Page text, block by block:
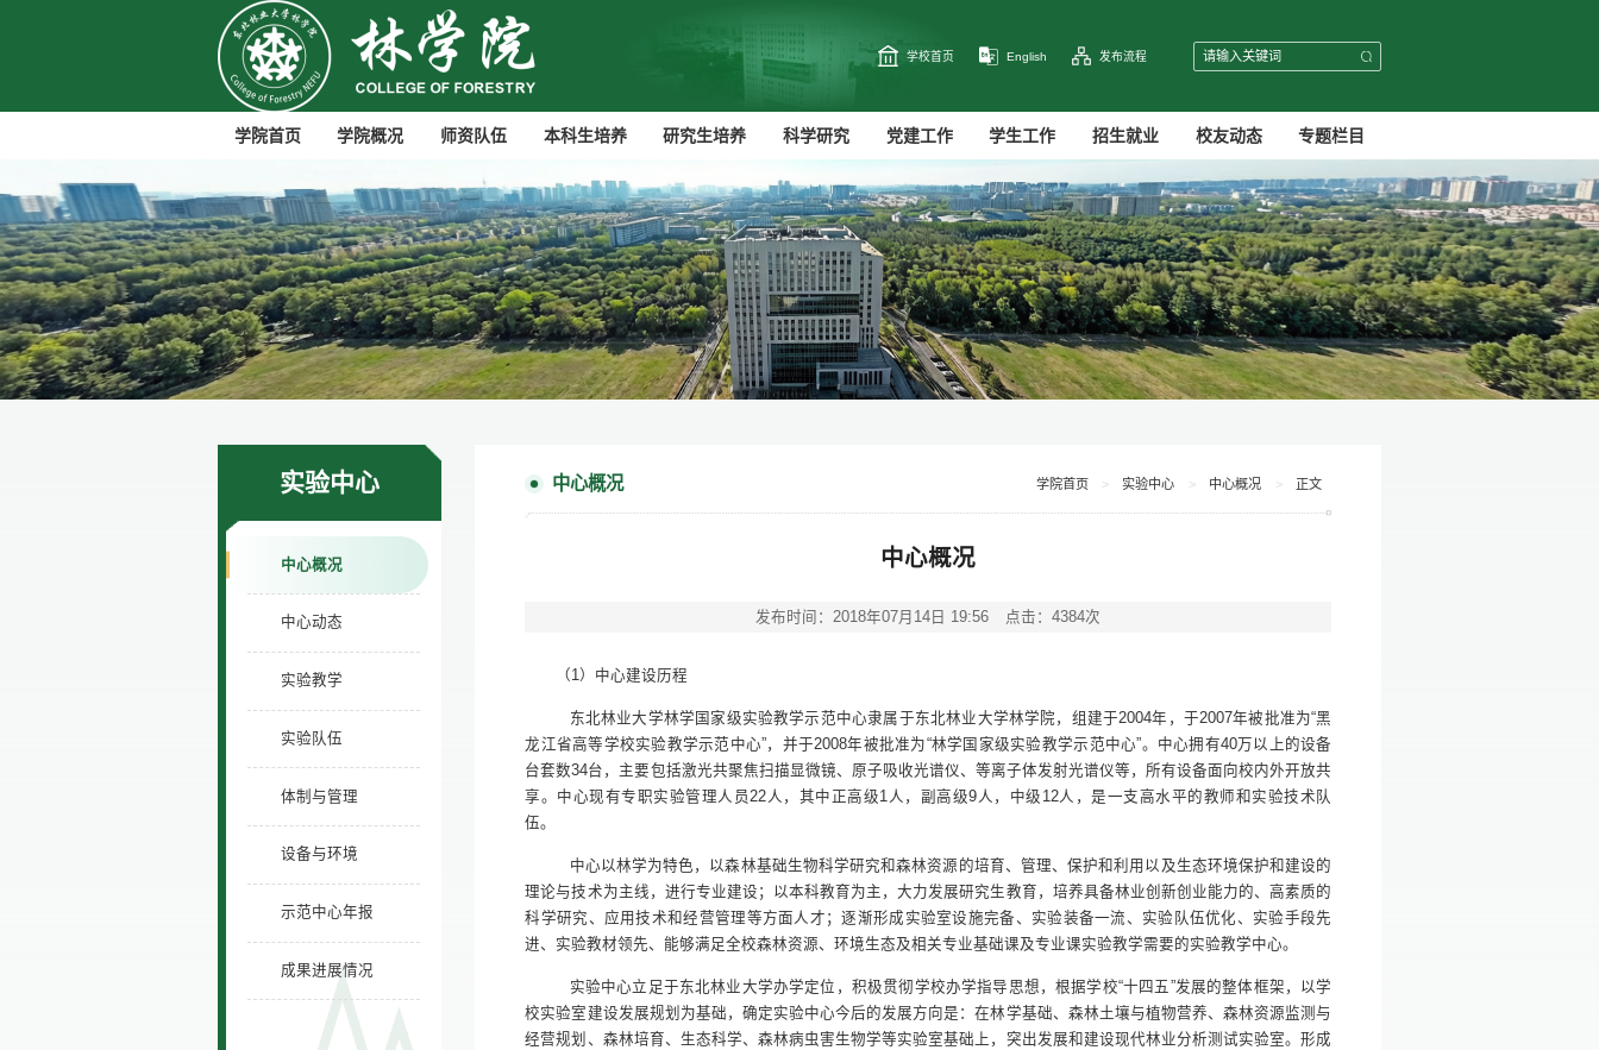
学校首页 English 发布流程
学院首页 学院概况 师资队伍 本科生培养 研究生培养 科学研究 党建工作 学生工作 招生就业 校友动态 专题栏目
实验中心
中心概况
中心动态
实验教学
实验队伍
体制与管理
设备与环境
示范中心年报
成果进展情况
中心概况 学院首页 > 实验中心 > 中心概况 > 正文
中心概况
发布时间：2018年07月14日 19:56 点击：4384次
（1 ）中心建设历程
东北林业大学林学国家级实验教学示范中心隶属于东北林业大学林学院，组建于2004年，于2007年被批准为“黑
龙江省高等学校实验教学示范中心”，并于2008年被批准为“林学国家级实验教学示范中心”。中心拥有40万以上的设备
台套数34台，主要包括激光共聚焦扫描显微镜、原子吸收光谱仪、等离子体发射光谱仪等，所有设备面向校内外开放共
享。中心现有专职实验管理人员 22 人，其中正高级1 人，副高级9 人，中级 12人，是一支高水平的教师和实验技术队
伍。
中心以林学为特色，以森林基础生物科学研究和森林资源的培育、管理、保护和利用以及生态环境保护和建设的
理论与技术为主线，进行专业建设；以本科教育为主，大力发展研究生教育，培养具备林业创新创业能力的、高素质的
科学研究、应用技术和经营管理等方面人才；逐渐形成实验室设施完备、实验装备一流、实验队伍优化、实验手段先
进、实验教材领先、能够满足全校森林资源、环境生态及相关专业基础课及专业课实验教学需要的实验教学中心。
实验中心立足于东北林业大学办学定位，积极贯彻学校办学指导思想，根据学校“十四五 ”发展的整体框架，以学
校实验室建设发展规划为基础，确定实验中心今后的发展方向是：在林学基础、森林土壤与植物营养、森林资源监测与
经营规划、森林培育、生态科学、森林病虫害生物学等实验室基础上，突出发展和建设现代林业分析测试实验室。形成